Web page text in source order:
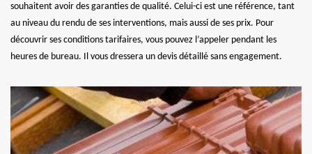
souhaitent avoir des garanties de qualité. Celui-ci est une référence, tant
au niveau du rendu de ses interventions, mais aussi de ses prix. Pour
découvrir ses conditions tarifaires, vous pouvez l’appeler pendant les
heures de bureau. Il vous dressera un devis détaillé sans engagement.